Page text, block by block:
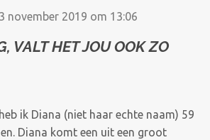
november 2019 om 13:06
VALT HET JOU OOK ZO
ik Diana (niet haar echte naam) 59
Diana komt een uit een groot